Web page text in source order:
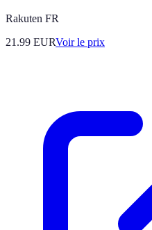
Rakuten FR
21.99 EURVoir le prix